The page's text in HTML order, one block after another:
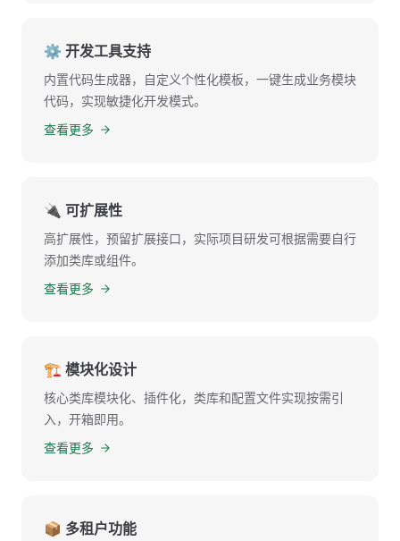
⚙️ 开发工具支持
内置代码生成器，自定义个性化模板，一键生成业务模块
代码，实现敏捷化开发模式。
查看更多
🔌 可扩展性
高扩展性，预留扩展接口，实际项目研发可根据需要自行
添加类库或组件。
查看更多
🏗 模块化设计
核心类库模块化、插件化，类库和配置文件实现按需引
入，开箱即用。
查看更多
📦 多租户功能